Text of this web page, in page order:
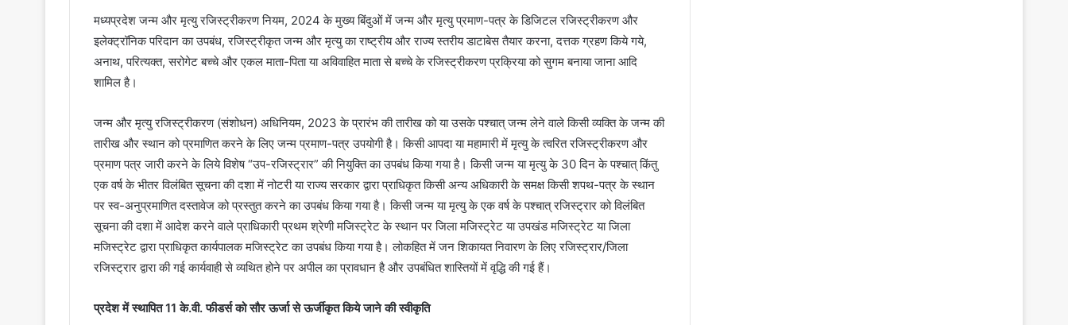
मध्यप्रदेश जन्म और मृत्यु रजिस्ट्रीकरण नियम, 2024 के मुख्य बिंदुओं में जन्म और मृत्यु प्रमाण-पत्र के डिजिटल रजिस्ट्रीकरण और
इलेक्ट्रॉनिक परिदान का उपबंध, रजिस्ट्रीकृत जन्म और मृत्यु का राष्ट्रीय और राज्य स्तरीय डाटाबेस तैयार करना, दत्तक ग्रहण किये गये,
अनाथ, परित्यक्त, सरोगेट बच्चे और एकल माता-पिता या अविवाहित माता से बच्चे के रजिस्ट्रीकरण प्रक्रिया को सुगम बनाया जाना आदि
शामिल है।
जन्म और मृत्यु रजिस्ट्रीकरण (संशोधन) अधिनियम, 2023 के प्रारंभ की तारीख को या उसके पश्चात् जन्म लेने वाले किसी व्यक्ति के जन्म की
तारीख और स्थान को प्रमाणित करने के लिए जन्म प्रमाण-पत्र उपयोगी है। किसी आपदा या महामारी में मृत्यु के त्वरित रजिस्ट्रीकरण और
प्रमाण पत्र जारी करने के लिये विशेष “उप-रजिस्ट्रार” की नियुक्ति का उपबंध किया गया है। किसी जन्म या मृत्यु के 30 दिन के पश्चात् किंतु
एक वर्ष के भीतर विलंबित सूचना की दशा में नोटरी या राज्य सरकार द्वारा प्राधिकृत किसी अन्य अधिकारी के समक्ष किसी शपथ-पत्र के स्थान
पर स्व-अनुप्रमाणित दस्तावेज को प्रस्तुत करने का उपबंध किया गया है। किसी जन्म या मृत्यु के एक वर्ष के पश्चात् रजिस्ट्रार को विलंबित
सूचना की दशा में आदेश करने वाले प्राधिकारी प्रथम श्रेणी मजिस्ट्रेट के स्थान पर जिला मजिस्ट्रेट या उपखंड मजिस्ट्रेट या जिला
मजिस्ट्रेट द्वारा प्राधिकृत कार्यपालक मजिस्ट्रेट का उपबंध किया गया है। लोकहित में जन शिकायत निवारण के लिए रजिस्ट्रार/जिला
रजिस्ट्रार द्वारा की गई कार्यवाही से व्यथित होने पर अपील का प्रावधान है और उपबंधित शास्तियों में वृद्धि की गई हैं।
प्रदेश में स्थापित 11 के.वी. फीडर्स को सौर ऊर्जा से ऊर्जीकृत किये जाने की स्वीकृति